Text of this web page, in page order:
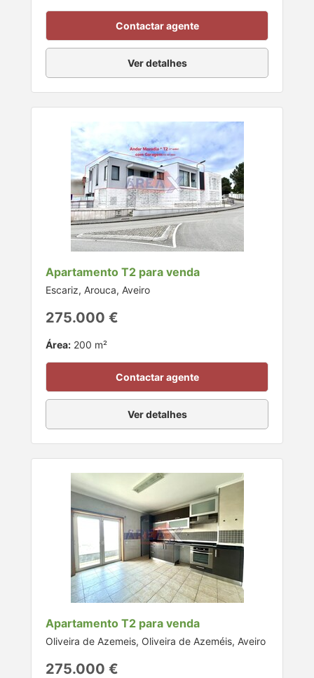
Contactar agente
Ver detalhes
Apartamento T2 para venda
Escariz, Arouca, Aveiro
275.000 €
Área: 200 m²
Contactar agente
Ver detalhes
Apartamento T2 para venda
Oliveira de Azemeis, Oliveira de Azeméis, Aveiro
275.000 €